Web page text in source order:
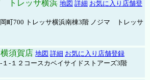
トレッサ横浜 地図 詳細 お気に入り店舗登
町700 トレッサ横浜南棟3階 ノジマ トレッサ
須賀店 地図 詳細 お気に入り店舗登録
-１２コースカベイサイドストアーズ3階